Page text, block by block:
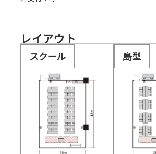
レイアウト
スクール 島型